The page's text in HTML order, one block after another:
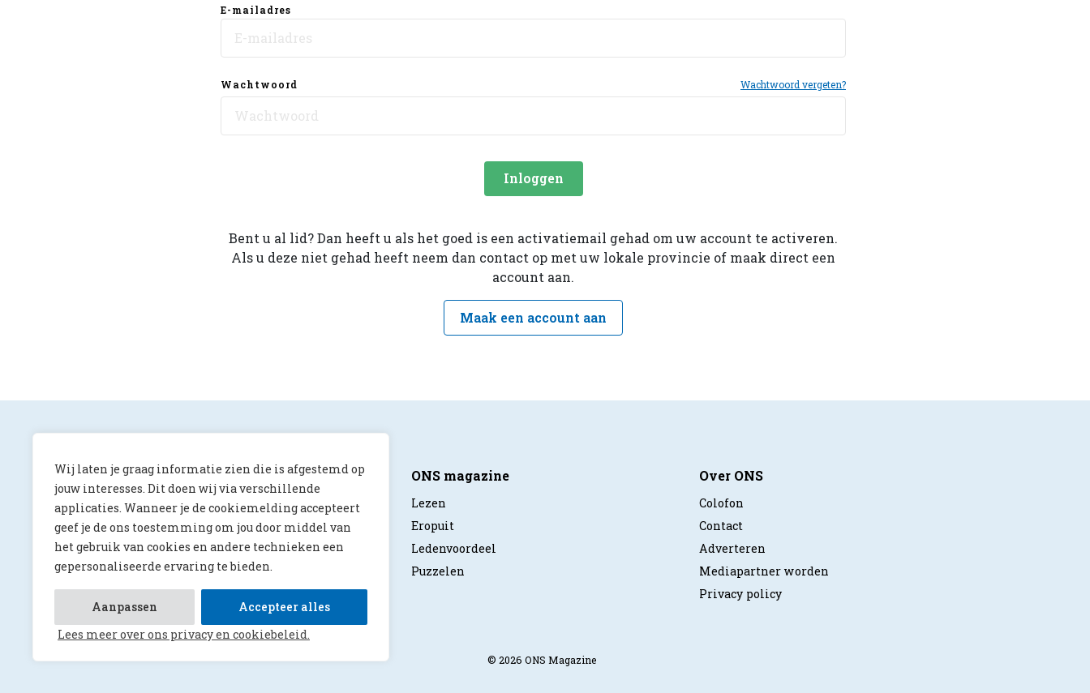
Wij laten je graag informatie zien die is afgestemd op
jouw interesses. Dit doen wij via verschillende
applicaties. Wanneer je de cookiemelding accepteert
geef je de ons toestemming om jou door middel van
het gebruik van cookies en andere technieken een
gepersonaliseerde ervaring te bieden.
Aanpassen
Accepteer alles
Lees meer over ons privacy en cookiebeleid.
E-mailadres
Wachtwoord Wachtwoord vergeten?
Inloggen
Bent u al lid? Dan heeft u als het goed is een activatiemail gehad om uw account te activeren.
Als u deze niet gehad heeft neem dan contact op met uw lokale provincie of maak direct een
account aan.
Maak een account aan
Albert Luthulilaan 10
5231 HV ‘s-Hertogenbosch
redactie@onsmagazine.nl
ONS magazine
Lezen
Eropuit
Ledenvoordeel
Puzzelen
Over ONS
Colofon
Contact
Adverteren
Mediapartner worden
Privacy policy
© 2026 ONS Magazine